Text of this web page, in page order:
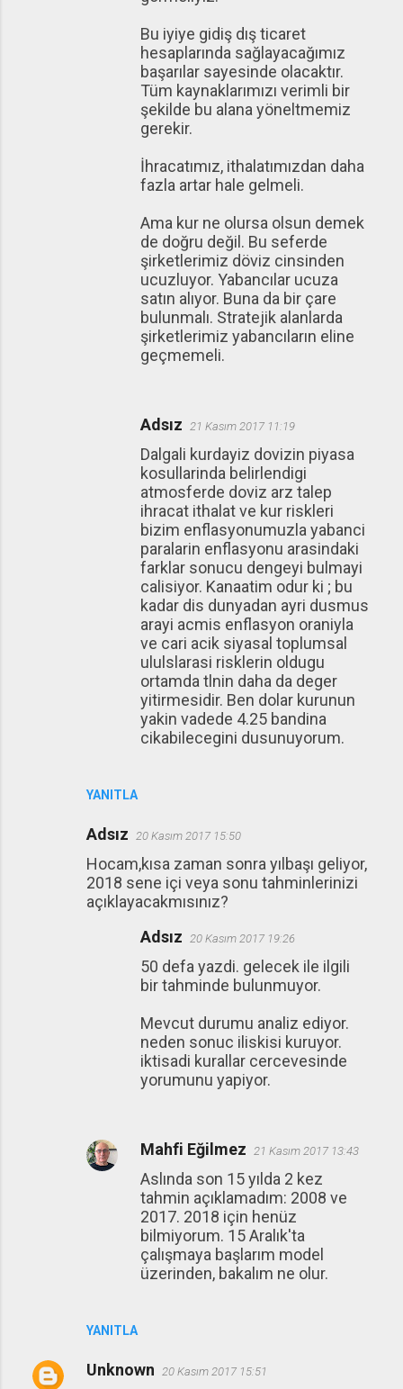
YANITLA
Bu iyiye gidiş dış ticaret
hesaplarında sağlayacağımız
başarılar sayesinde olacaktır.
Tüm kaynaklarımızı verimli bir
şekilde bu alana yöneltmemiz
gerekir.
İhracatımız, ithalatımızdan daha
fazla artar hale gelmeli.
Ama kur ne olursa olsun demek
de doğru değil. Bu seferde
şirketlerimiz döviz cinsinden
ucuzluyor. Yabancılar ucuza
satın alıyor. Buna da bir çare
bulunmalı. Stratejik alanlarda
şirketlerimiz yabancıların eline
geçmemeli.
Adsız 21 Kasım 2017 11:19
Dalgali kurdayiz dovizin piyasa
kosullarinda belirlendigi
atmosferde doviz arz talep
ihracat ithalat ve kur riskleri
bizim enflasyonumuzla yabanci
paralarin enflasyonu arasindaki
farklar sonucu dengeyi bulmayi
calisiyor. Kanaatim odur ki ; bu
kadar dis dunyadan ayri dusmus
arayi acmis enflasyon oraniyla
ve cari acik siyasal toplumsal
ululslarasi risklerin oldugu
ortamda tlnin daha da deger
yitirmesidir. Ben dolar kurunun
yakin vadede 4.25 bandina
cikabilecegini dusunuyorum.
Adsız 20 Kasım 2017 15:50
Hocam,kısa zaman sonra yılbaşı geliyor,
2018 sene içi veya sonu tahminlerinizi
açıklayacakmısınız?
YANITLA
Adsız 20 Kasım 2017 19:26
50 defa yazdi. gelecek ile ilgili
bir tahminde bulunmuyor.
Mevcut durumu analiz ediyor.
neden sonuc iliskisi kuruyor.
iktisadi kurallar cercevesinde
yorumunu yapiyor.
Mahfi Eğilmez 21 Kasım 2017 13:43
Aslında son 15 yılda 2 kez
tahmin açıklamadım: 2008 ve
2017. 2018 için henüz
bilmiyorum. 15 Aralık'ta
çalışmaya başlarım model
üzerinden, bakalım ne olur.
Unknown 20 Kasım 2017 15:51